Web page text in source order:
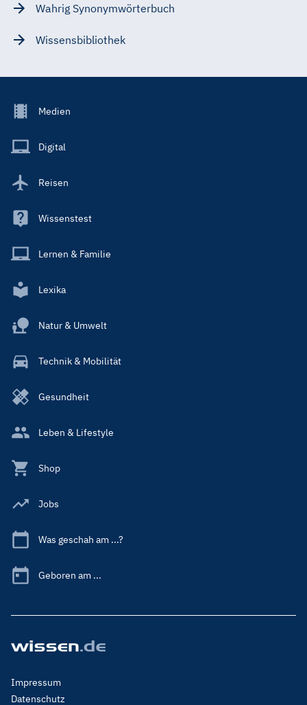
Wahrig Synonymwörterbuch
Wissensbibliothek
Footer
Main
Medien
Digital
Reisen
Wissenstest
Lernen & Familie
Lexika
Natur & Umwelt
Technik & Mobilität
Gesundheit
Leben & Lifestyle
Shop
Jobs
Was geschah am ...?
Geboren am ...
Footer
Menu
Impressum
Datenschutz